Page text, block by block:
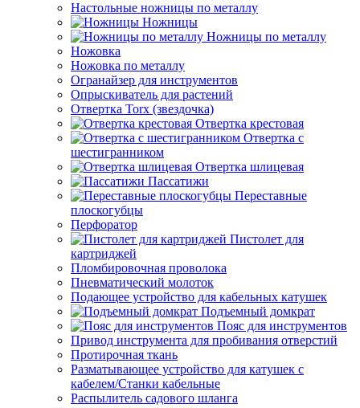
Настольные ножницы по металлу
Ножницы
Ножницы по металлу
Ножовка
Ножовка по металлу
Огранайзер для инструментов
Опрыскиватель для растений
Отвертка Torx (звездочка)
Отвертка крестовая
Отвертка с
шестигранником
Отвертка шлицевая
Пассатижи
Переставные
плоскогубцы
Перфоратор
Пистолет для
картриджей
Пломбировочная проволока
Пневматический молоток
Подающее устройство для кабельных катушек
Подъемный домкрат
Пояс для инструментов
Привод инструмента для пробивания отверстий
Протирочная ткань
Разматывающее устройство для катушек с
кабелем/Станки кабельные
Распылитель садового шланга